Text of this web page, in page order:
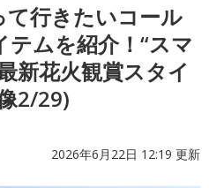
て行きたいコール
ムを紹介！“スマ
新花火観賞スタイ
2/29)
2026年6月22日 12:19 更新